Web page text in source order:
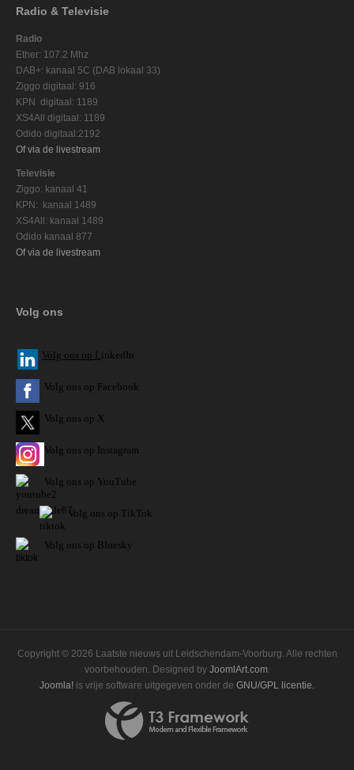
Radio & Televisie
Radio
Ether: 107.2 Mhz
DAB+: kanaal 5C (DAB lokaal 33)
Ziggo digitaal: 916
KPN digitaal: 1189
XS4All digitaal: 1189
Odido digitaal:2192
Of via de livestream
Televisie
Ziggo: kanaal 41
KPN: kanaal 1489
XS4All: kanaal 1489
Odido kanaal 877
Of via de livestream
Volg ons
Volg ons op L inkedIn
Volg ons op Facebook
Volg ons op X
Volg ons op Instagram
Volg ons op YouTube
Volg ons op TikTok
Volg ons op Bluesky
Copyright © 2026 Laatste nieuws uit Leidschendam-Voorburg. Alle rechten
voorbehouden. Designed by JoomlArt.com.
Joomla! is vrije software uitgegeven onder de GNU/GPL licentie.